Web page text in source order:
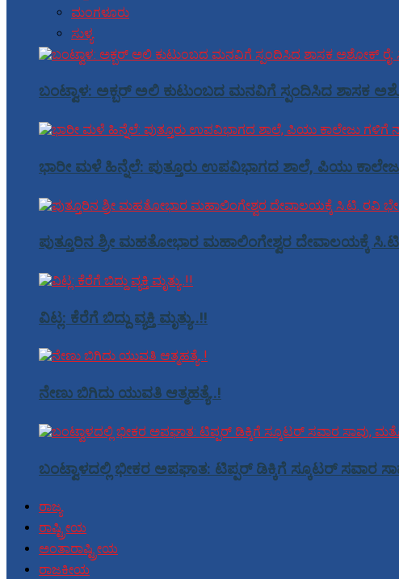
ಮಂಗಳೂರು
ಸುಳ್ಯ
ಬಂಟ್ವಾಳ: ಅಕ್ಬರ್ ಅಲಿ ಕುಟುಂಬದ ಮನವಿಗೆ ಸ್ಪಂದಿಸಿದ ಶಾಸಕ
ಭಾರೀ ಮಳೆ ಹಿನ್ನೆಲೆ: ಪುತ್ತೂರು ಉಪವಿಭಾಗದ ಶಾಲೆ, ಪಿಯು
ಪುತ್ತೂರಿನ ಶ್ರೀ ಮಹತೋಭಾರ ಮಹಾಲಿಂಗೇಶ್ವರ ದೇವಾಲಯಕ್ಕೆ
ವಿಟ್ಲ: ಕೆರೆಗೆ ಬಿದ್ದು ವ್ಯಕ್ತಿ ಮೃತ್ಯು..!!
ನೇಣು ಬಿಗಿದು ಯುವತಿ ಆತ್ಮಹತ್ಯೆ..!
ಬಂಟ್ವಾಳದಲ್ಲಿ ಭೀಕರ ಅಪಘಾತ: ಟಿಪ್ಪರ್ ಡಿಕ್ಕಿಗೆ ಸ್ಕೂಟರ್ ಸವಾರ
ರಾಜ್ಯ
ರಾಷ್ಟ್ರೀಯ
ಅಂತಾರಾಷ್ಟ್ರೀಯ
ರಾಜಕೀಯ